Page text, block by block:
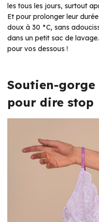
les tous les jours, surtout
Et pour prolonger leur
doux à 30 °C, sans
dans un petit sac de
pour vos dessous !
Soutien-gorge
pour dire stop